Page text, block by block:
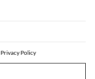
Privacy Policy